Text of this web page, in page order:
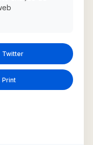
Twitter
Print